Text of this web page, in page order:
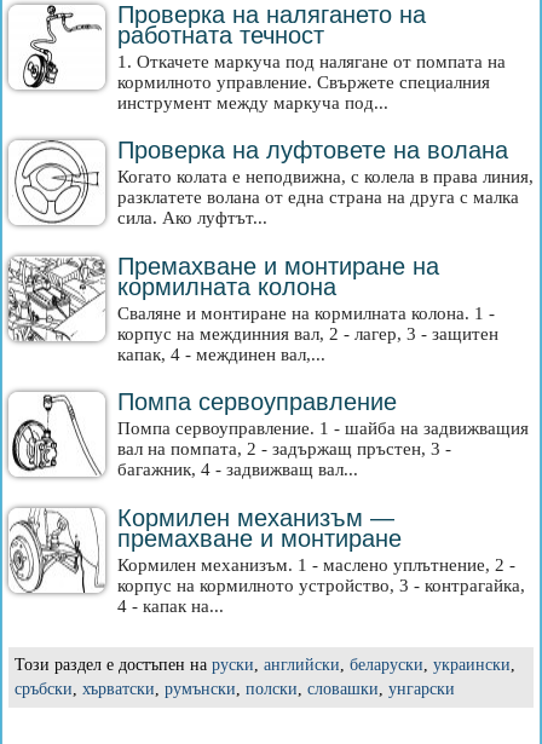
Проверка на налягането на
работната течност
1. Откачете маркуча под налягане от помпата на
кормилното управление. Свържете специалния
инструмент между маркуча под...
Проверка на луфтовете на волана
Когато колата е неподвижна, с колела в права линия,
разклатете волана от една страна на друга с малка
сила. Ако луфтът...
Премахване и монтиране на
кормилната колона
Сваляне и монтиране на кормилната колона. 1 -
корпус на междинния вал, 2 - лагер, 3 - защитен
капак, 4 - междинен вал,...
Помпа сервоуправление
Помпа сервоуправление. 1 - шайба на задвижващия
вал на помпата, 2 - задържащ пръстен, 3 -
багажник, 4 - задвижващ вал...
Кормилен механизъм —
премахване и монтиране
Кормилен механизъм. 1 - маслено уплътнение, 2 -
корпус на кормилното устройство, 3 - контрагайка,
4 - капак на...
Този раздел е достъпен на руски, английски, беларуски, украински,
сръбски, хърватски, румънски, полски, словашки, унгарски